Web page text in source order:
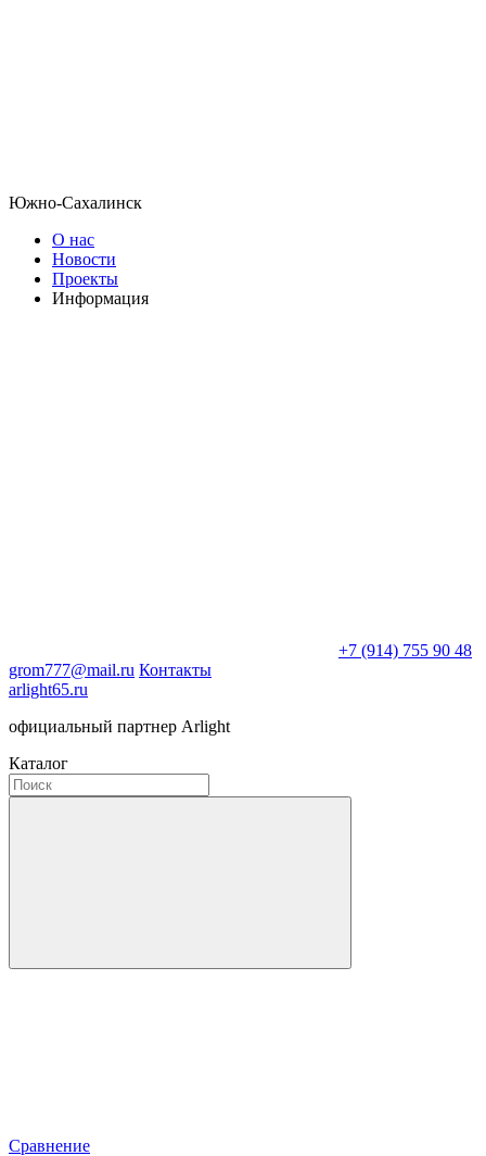
Южно-Сахалинск
О нас
Новости
Проекты
Информация
+7 (914) 755 90 48
grom777@mail.ru Контакты
arlight65.ru
официальный партнер Arlight
Каталог
Сравнение